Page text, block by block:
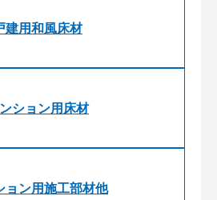
建用和風床材
ション用床材
ョン用施工部材他